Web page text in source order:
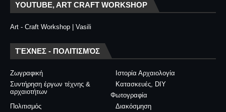
YOUTUBE, ART CRAFT WORKSHOP
Art - Craft Workshop | Vasili
ΤΈΧΝΕΣ - ΠΟΛΙΤΙΣΜΌΣ
Ζωγραφική
Ιστορία Αρχαιολογία
Συντήρηση έργων τέχνης &
αρχαιοτήτων
Κατασκευές, DIY
Φωτογραφία
Διακόσμηση
Πολιτισμός